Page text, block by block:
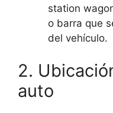
station
o barra que
del vehículo.
2.
auto